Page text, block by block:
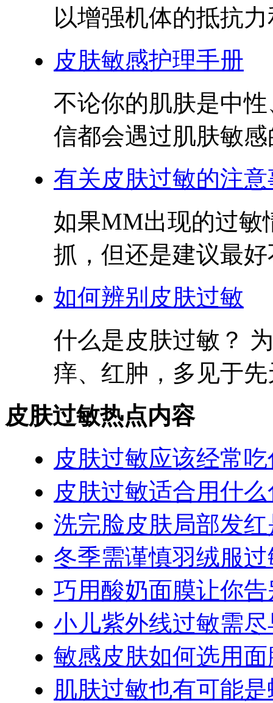
以增强机体的抵抗
皮肤敏感护理手册
不论你的肌肤是中
信都会遇过肌肤敏
有关皮肤过敏的注
如果MM出现的过敏
抓，但还是建议最
如何辨别皮肤过敏
什么是皮肤过敏？
痒、红肿，多见于
皮肤过敏热点内容
皮肤过敏应该经常
皮肤过敏适合用什
洗完脸皮肤局部发
冬季需谨慎羽绒服过
巧用酸奶面膜让你
小儿紫外线过敏需
敏感皮肤如何选用面
肌肤过敏也有可能